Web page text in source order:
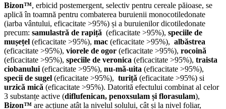
Bizon™, erbicid postemergent, selectiv pentru cereale păioase, se
aplică în toamnă pentru combaterea buruienii monocotiledonate
(iarba vântului, eficacitate >95%) și a buruienilor dicotiledonate
precum: samulastră de rapiță (eficacitate >95%), speciile de
mușețel (eficacitate >95%), mac (eficacitate >95%), albăstrea
(eficacitate >95%), viorele de ogor (eficacitate >95%), rocoină
(eficacitate >95%), speciile de veronica (eficacitate >95%), traista
ciobanului (eficacitate >95%), nu-mă-uita (eficacitate >95%),
specii de sugel (eficacitate >95%), turiță (eficacitate >95%) si
urzică mică (eficacitate >95%). Datorită efectului combinat al celor
3 substanțe active (diflufenican, penoxsulam și florasulam),
Bizon™ are acțiune atât la nivelul solului, cât și la nivel foliar,